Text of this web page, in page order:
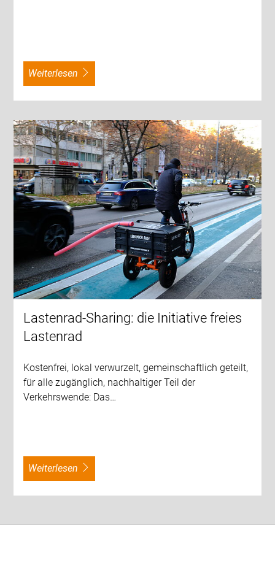
weiterlesen
Lastenrad-Sharing: die Initiative freies
Lastenrad
Kostenfrei, lokal verwurzelt, gemeinschaftlich geteilt,
für alle zugänglich, nachhaltiger Teil der
Verkehrswende: Das…
weiterlesen